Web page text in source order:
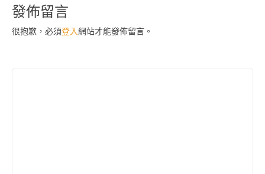
覽
發佈留言
很抱歉，必須登入網站才能發佈留言。